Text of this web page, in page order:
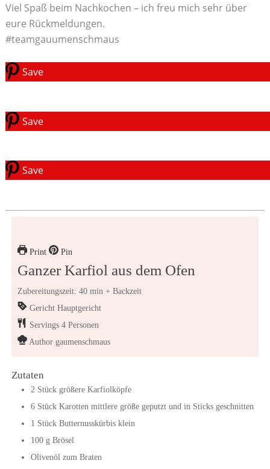
Viel Spaß beim Nachkochen – ich freu mich sehr über
eure Rückmeldungen.
#teamgauumenschmaus
Save
Save
Save
Print Pin
Ganzer Karfiol aus dem Ofen
Zubereitungszeit: 40 min + Backzeit
Gericht Hauptgericht
Servings 4 Personen
Author gaumenschmaus
Zutaten
2 Stück größere Karfiolköpfe
6 Stück Karotten mittlere größe geputzt und in Sticks geschnitten
1 Stück Butternusskürbis klein
100 g Brösel
Olivenöl zum Braten